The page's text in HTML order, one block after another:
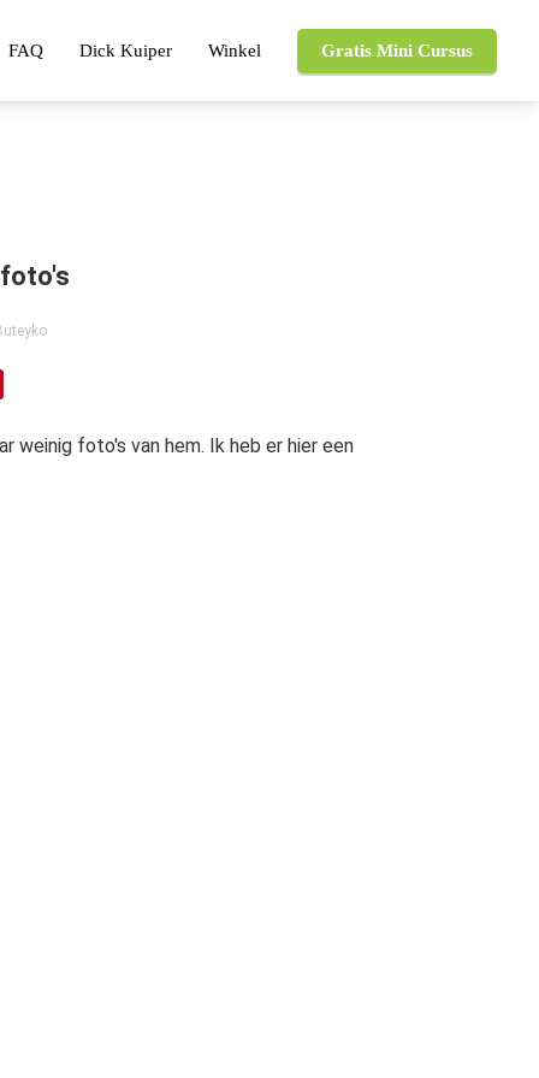
FAQ Dick Kuiper Winkel Gratis Mini Cursus
weinig foto's van hem. Ik heb er hier een